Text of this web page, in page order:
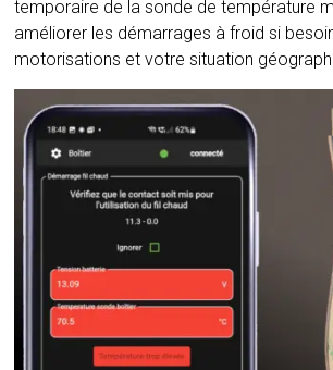
temporaire de la sonde de température
améliorer les démarrages à froid si
motorisations et votre situation